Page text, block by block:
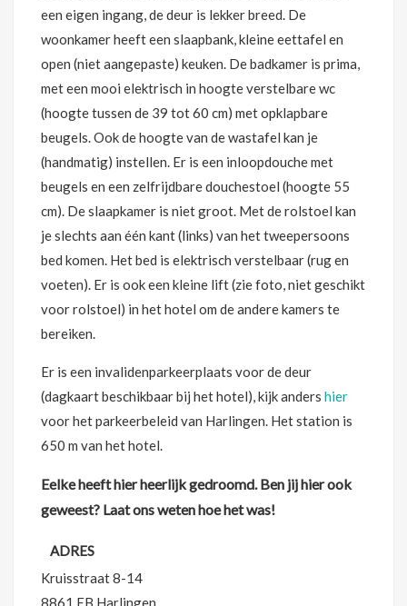
een eigen ingang, de deur is lekker breed. De
woonkamer heeft een slaapbank, kleine eettafel en
open (niet aangepaste) keuken. De badkamer is prima,
met een mooi elektrisch in hoogte verstelbare wc
(hoogte tussen de 39 tot 60 cm) met opklapbare
beugels. Ook de hoogte van de wastafel kan je
(handmatig) instellen. Er is een inloopdouche met
beugels en een zelfrijdbare douchestoel (hoogte 55
cm). De slaapkamer is niet groot. Met de rolstoel kan
je slechts aan één kant (links) van het tweepersoons
bed komen. Het bed is elektrisch verstelbaar (rug en
voeten). Er is ook een kleine lift (zie foto, niet geschikt
voor rolstoel) in het hotel om de andere kamers te
bereiken.
Er is een invalidenparkeerplaats voor de deur
(dagkaart beschikbaar bij het hotel), kijk anders hier
voor het parkeerbeleid van Harlingen. Het station is
650 m van het hotel.
Eelke heeft hier heerlijk gedroomd. Ben jij hier ook
geweest? Laat ons weten hoe het was!
ADRES
Kruisstraat 8-14
8861 EB Harlingen